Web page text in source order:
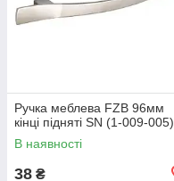
Ручка меблева FZB 96мм
кінці підняті SN (1-009-005)
В наявності
38 ₴